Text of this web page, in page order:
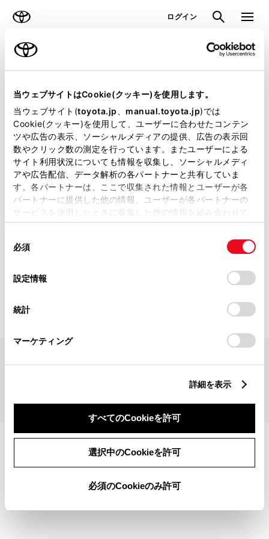
当ウェブサイトはCookie(クッキー)を使用します。
当ウェブサイト(toyota.jp manual.toyota.jp)では
Cookie(クッキー)を使用して、ユーザーに合わせたコンテン
ツや広告の表示、ソーシャルメディアの提供、広告の表示回
数やクリック数の測定を行っています。またユーザーによる
サイト利用状況についても情報を収集し、ソーシャルメディ
アや広告配信、データ解析の各パートナーと共有していま
す。各パートナーは、ここで収集された情報とユーザーが各
パートナーに提供した他の情報、ユーザーが各パートナーの
サービスを使用したときに収集した他の情報を組み合わせて
使用することがあります。当ウェブサイトの使用を続行する
デバイスにすべてのCookie(クッキー)が保存されることに同
意したことになります。Cookie(クッキー)のオプトアウト、
設定の変更、同意を撤回したりするにあたっては、当社の
「Cookie（クッキー）情報の取り扱いについて
」をご覧くだ
必須
設定情報
統計
マーケティング
詳細を表示
すべてのCookieを許可
選択中のCookieを許可
必須のCookieのみ許可
ログイン 検索 メニュ
ラインアップ トピックス
見積りシミュレーション
見積りシミュレーションのデータが
正常に取得できませんでした。
詳しくは販売店までお問合せくださ
い。
（2-7-4）
見積りシミュレーショントップへ
TOYOTAアカウント利用規約反社会的勢力に対する基本方針企業情報
©1995-2026 TOYOTA MOTOR CORPORATION. ALL RIGHTS RESERVED.